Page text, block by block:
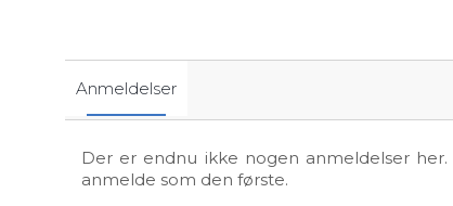
Anmeldelser
Der er endnu ikke nogen anmeldelser
anmelde som den første.